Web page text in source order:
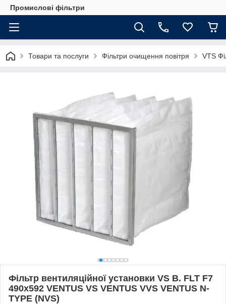
Промислові фільтри
Товари та послуги Фільтри очищення повітря VTS
Фільтр вентиляційної установки VS B. FLT F7
490x592 VENTUS VS VENTUS VVS VENTUS N-
TYPE (NVS)